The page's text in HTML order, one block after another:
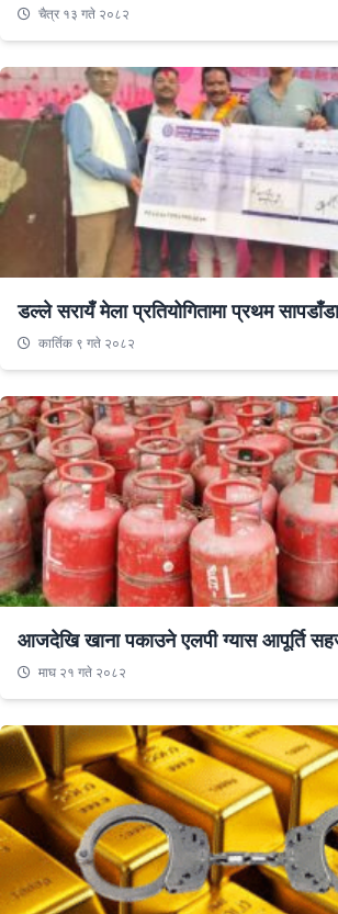
चैत्र १३ गते २०८२
डल्ले सरायँ मेला प्रतियोगितामा प्रथम
कार्तिक ९ गते २०८२
आजदेखि खाना पकाउने एलपी ग्यास आपूर्ति
माघ २१ गते २०८२